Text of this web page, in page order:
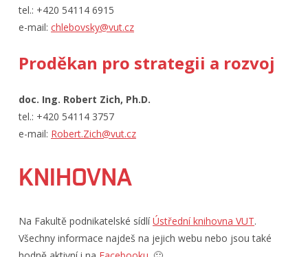
tel.: +420 54114 6915
e-mail: chlebovsky@vut.cz
Proděkan pro strategii a rozvoj
doc. Ing. Robert Zich, Ph.D.
tel.: +420 54114 3757
e-mail: Robert.Zich@vut.cz
KNIHOVNA
Na Fakultě podnikatelské sídlíÚstřední knihovna VUT.
Všechny informace najdeš na jejich webu nebo jsou také